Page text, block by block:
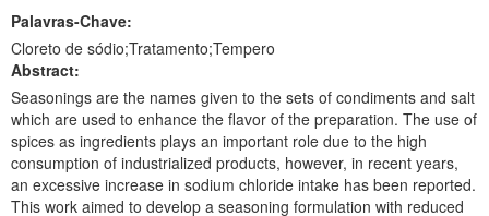
Palavras-Chave:
Cloreto de sódio;Tratamento;Tempero
Abstract:
Seasonings are the names given to the sets of condiments and salt
which are used to enhance the flavor of the preparation. The use of
spices as ingredients plays an important role due to the high
consumption of industrialized products, however, in recent years,
an excessive increase in sodium chloride intake has been reported.
This work aimed to develop a seasoning formulation with reduced